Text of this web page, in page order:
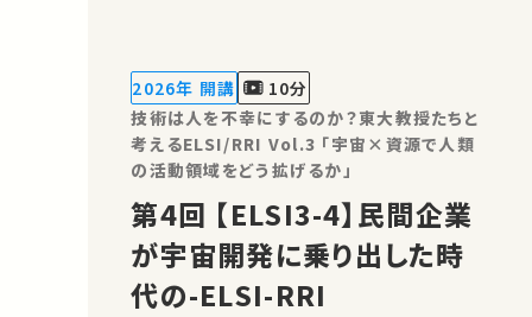
の目的は、工学が関わる様々な分野にお
ける技術とその社会的影響について、
我々…
2026年 開講
10分
技術は人を不幸にするのか？東大教授たちと
考えるELSI/RRI Vol.3 「宇宙×資源で人類
の活動領域をどう拡げるか」
第4回 【ELSI3-4】民間企業
が宇宙開発に乗り出した時
代の-ELSI-RRI